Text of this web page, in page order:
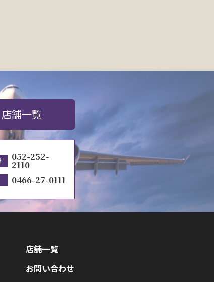
店舗一覧
052-252-
2110
0466-27-0111
店舗一覧
お問い合わせ